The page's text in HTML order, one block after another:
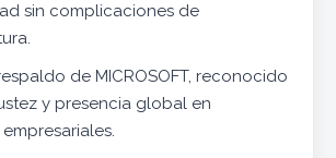
sin complicaciones de
de MICROSOFT, reconocido
y presencia global en